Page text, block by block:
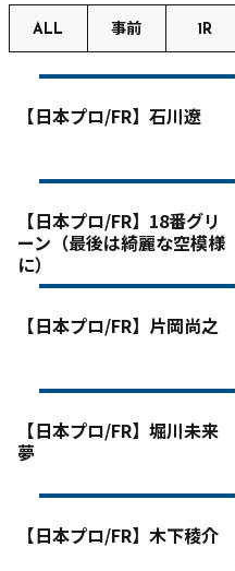
ALL 事前 1R
【日本プロ/FR】石川遼
【日本プロ/FR】18番グリ
ーン（最後は綺麗な空模様
に）
【日本プロ/FR】片岡尚之
【日本プロ/FR】堀川未来
夢
【日本プロ/FR】木下稜介